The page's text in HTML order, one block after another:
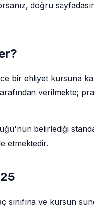
doğru
bir ehliyet kursuna
verilmekte;
belirlediği
etmektedir.
sınıfına ve kursun